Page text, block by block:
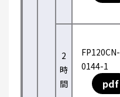
2
時
間
FP120CN-
0144-1
pdf